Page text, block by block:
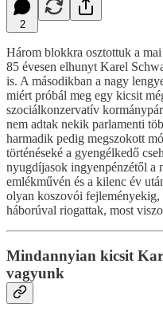
2
Három blokkra osztottuk a
85 évesen elhunyt Karel
is. A másodikban a nagy
miért próbál meg egy kicsit
szociálkonzervatív
nem adtak nekik parlamenti
harmadik pedig megszokott
történéseké a gyengélkedő
nyugdíjasok ingyenpénzétől a
emlékművén és a kilenc év
olyan koszovói
háborúval riogattak, most
Mindannyian kicsit
vagyunk